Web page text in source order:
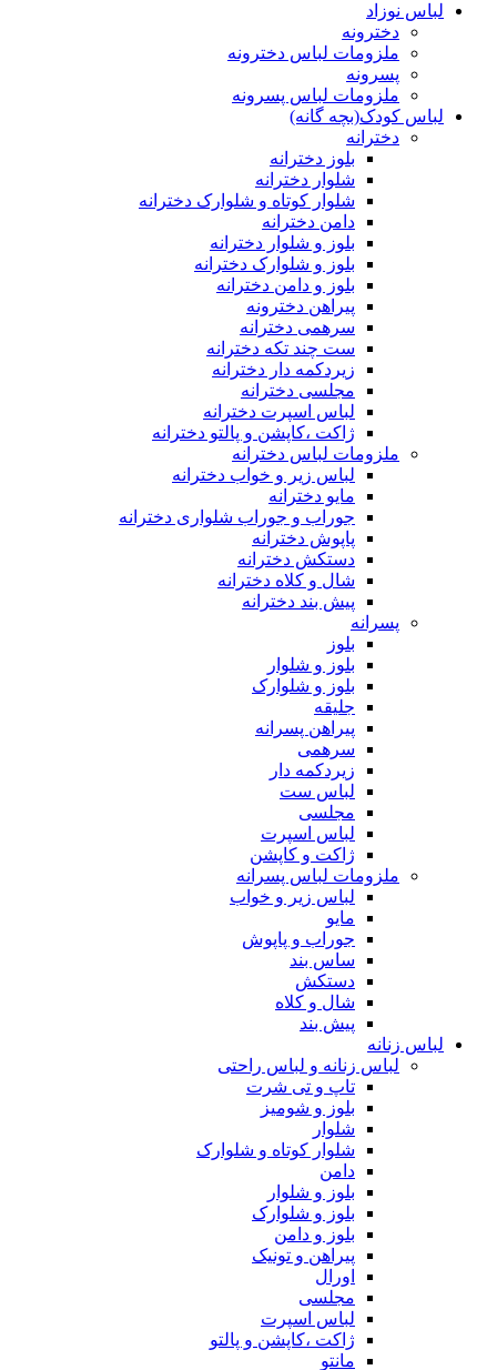
لباس نوزاد
دخترونه
ملزومات لباس دخترونه
پسرونه
ملزومات لباس پسرونه
لباس کودک(بچه گانه)
دخترانه
بلوز دخترانه
شلوار دخترانه
شلوار کوتاه و شلوارک دخترانه
دامن دخترانه
بلوز و شلوار دخترانه
بلوز و شلوارک دخترانه
بلوز و دامن دخترانه
پیراهن دخترونه
سرهمی دخترانه
ست چند تکه دخترانه
زیردکمه دار دخترانه
مجلسی دخترانه
لباس اسپرت دخترانه
ژاکت ،کاپشن و پالتو دخترانه
ملزومات لباس دخترانه
لباس زیر و خواب دخترانه
مایو دخترانه
جوراب و جوراب شلواری دخترانه
پاپوش دخترانه
دستکش دخترانه
شال و کلاه دخترانه
پیش بند دخترانه
پسرانه
بلوز
بلوز و شلوار
بلوز و شلوارک
جلیقه
پیراهن پسرانه
سرهمی
زیردکمه دار
لباس ست
مجلسی
لباس اسپرت
ژاکت و کاپشن
ملزومات لباس پسرانه
لباس زیر و خواب
مایو
جوراب و پاپوش
ساس بند
دستکش
شال و کلاه
پیش بند
لباس زنانه
لباس زنانه و لباس راحتی
تاپ و تی شرت
بلوز و شومیز
شلوار
شلوار کوتاه و شلوارک
دامن
بلوز و شلوار
بلوز و شلوارک
بلوز و دامن
پیراهن و تونیک
اورال
مجلسی
لباس اسپرت
ژاکت ،کاپشن و پالتو
مانتو